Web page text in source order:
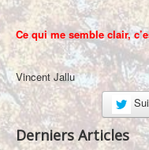
Ce qui me semble clair,
Vincent Jallu
Derniers Articles